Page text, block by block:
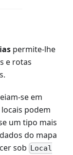
permite-lhe
e rotas
se em
podem
um tipo mais
do mapa
sob Local